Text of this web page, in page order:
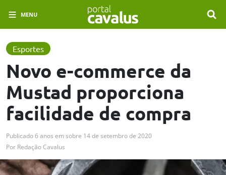
MENU
Esportes
Novo e-commerce da
Mustad proporciona
facilidade de compra
Publicado6 anos em sobre 14 de setembro de 2020
Por Redação Cavalus